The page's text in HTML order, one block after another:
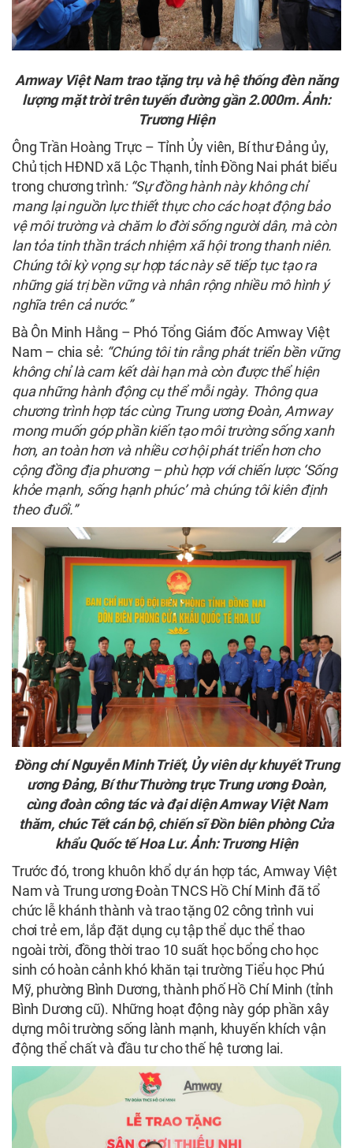
Amway Việt Nam trao tặng trụ và hệ thống đèn năng
lượng mặt trời trên tuyến đường gần 2.000m. Ảnh:
Trương Hiện
Ông Trần Hoàng Trực – Tỉnh Ủy viên, Bí thư Đảng ủy,
Chủ tịch HĐND xã Lộc Thạnh, tỉnh Đồng Nai phát biểu
trong chương trình: “Sự đồng hành này không chỉ
mang lại nguồn lực thiết thực cho các hoạt động bảo
vệ môi trường và chăm lo đời sống người dân, mà còn
lan tỏa tinh thần trách nhiệm xã hội trong thanh niên.
Chúng tôi kỳ vọng sự hợp tác này sẽ tiếp tục tạo ra
những giá trị bền vững và nhân rộng nhiều mô hình ý
nghĩa trên cả nước.”
Bà Ôn Minh Hằng – Phó Tổng Giám đốc Amway Việt
Nam – chia sẻ: “Chúng tôi tin rằng phát triển bền vững
không chỉ là cam kết dài hạn mà còn được thể hiện
qua những hành động cụ thể mỗi ngày. Thông qua
chương trình hợp tác cùng Trung ương Đoàn, Amway
mong muốn góp phần kiến tạo môi trường sống xanh
hơn, an toàn hơn và nhiều cơ hội phát triển hơn cho
cộng đồng địa phương – phù hợp với chiến lược ‘Sống
khỏe mạnh, sống hạnh phúc’ mà chúng tôi kiên định
theo đuổi.”
Đồng chí Nguyễn Minh Triết, Ủy viên dự khuyết Trung
ương Đảng, Bí thư Thường trực Trung ương Đoàn,
cùng đoàn công tác và đại diện Amway Việt Nam
thăm, chúc Tết cán bộ, chiến sĩ Đồn biên phòng Cửa
khẩu Quốc tế Hoa Lư. Ảnh: Trương Hiện
Trước đó, trong khuôn khổ dự án hợp tác, Amway Việt
Nam và Trung ương Đoàn TNCS Hồ Chí Minh đã tổ
chức lễ khánh thành và trao tặng 02 công trình vui
chơi trẻ em, lắp đặt dụng cụ tập thể dục thể thao
ngoài trời, đồng thời trao 10 suất học bổng cho học
sinh có hoàn cảnh khó khăn tại trường Tiểu học Phú
Mỹ, phường Bình Dương, thành phố Hồ Chí Minh (tỉnh
Bình Dương cũ). Những hoạt động này góp phần xây
dựng môi trường sống lành mạnh, khuyến khích vận
động thể chất và đầu tư cho thế hệ tương lai.